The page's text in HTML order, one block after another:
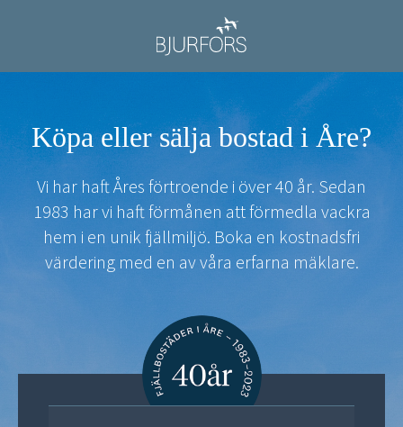
Köpa eller sälja bostad i Åre?
Vi har haft Åres förtroende i över 40 år. Sedan
1983 har vi haft förmånen att förmedla vackra
hem i en unik fjällmiljö. Boka en kostnadsfri
värdering med en av våra erfarna mäklare.